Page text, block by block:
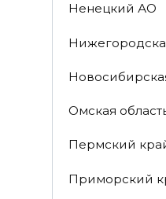
Ненецкий АО
Омская
Пермский
Приморский